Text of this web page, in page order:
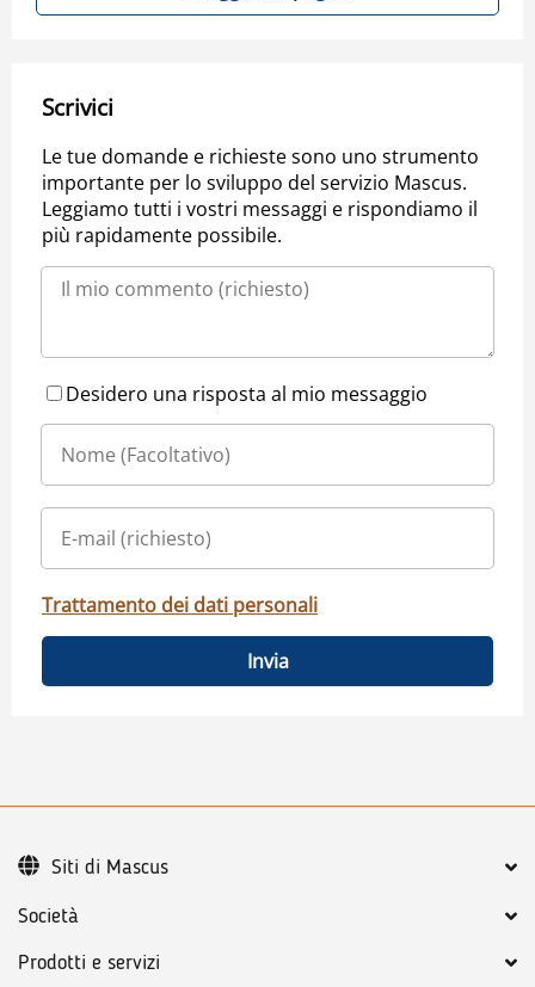
Scrivici
Le tue domande e richieste sono uno strumento
importante per lo sviluppo del servizio Mascus.
Leggiamo tutti i vostri messaggi e rispondiamo il
più rapidamente possibile.
Desidero una risposta al mio messaggio
Trattamento dei dati personali
Invia
Società
Prodotti e servizi
Siti di Mascus